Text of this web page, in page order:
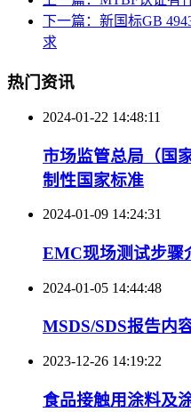
下一篇：新国标GB
求
热门资讯
2024-01-22 14:48:11
市场监管总局（国
制性国家标准
2024-01-09 14:24:31
EMC现场测试步骤
2024-01-05 14:44:48
MSDS/SDS报告内
2023-12-26 14:19:22
食品接触用涂料及